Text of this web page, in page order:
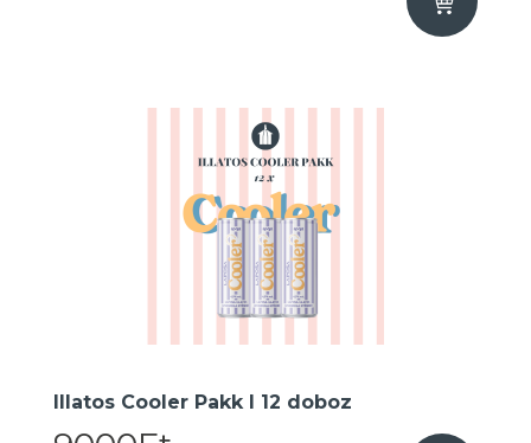
Illatos Cooler Pakk I 12 doboz